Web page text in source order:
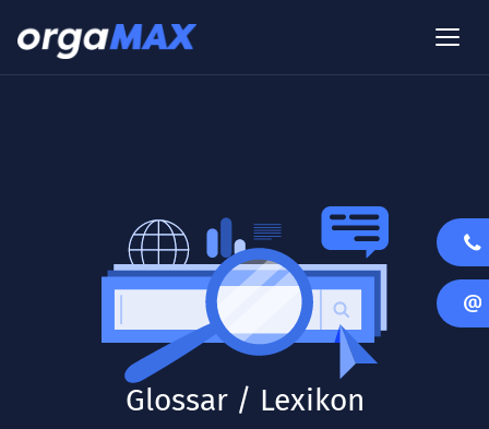
Glossar / Lexikon